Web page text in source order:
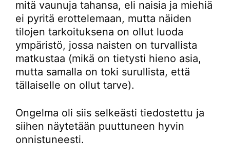
mitä vaunuja tahansa, eli naisia ja miehiä
ei pyritä erottelemaan, mutta näiden
tilojen tarkoituksena on ollut luoda
ympäristö, jossa naisten on turvallista
matkustaa (mikä on tietysti hieno asia,
mutta samalla on toki surullista, että
tällaiselle on ollut tarve).
Ongelma oli siis selkeästi tiedostettu ja
siihen näytetään puuttuneen hyvin
onnistuneesti.